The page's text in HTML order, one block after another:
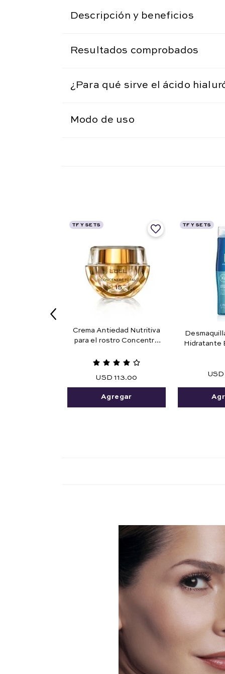
Descripción y beneficios
Resultados comprobados
¿Para qué sirve el ácido
Modo de uso
TF Y SETS
Crema Antiedad Nutritiva
para el rostro Concentré
USD 113.00
Agregar
TF Y SETS
Hidratante
USD